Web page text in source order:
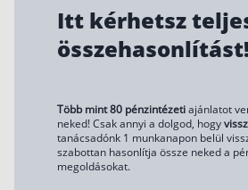
Itt kérhetsz
összehasonlítást!
Több mint 80 pénzintézetiajánlatot
neked! Csak annyi a dolgod, hogy
tanácsadónk 1 munkanapon belül
szabottan hasonlítja össze neked a
megoldásokat.